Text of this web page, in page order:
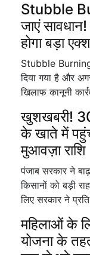
Stubble
जाएं
होगा बड़ा
Stubble
दिया गया है और
खिलाफ कानूनी
खुशखबरी! 30
के खाते में
मुआवज़ा राशि
पंजाब सरकार ने
किसानों को बड़ी
लिए सरकार ने
महिलाओं के
योजना के